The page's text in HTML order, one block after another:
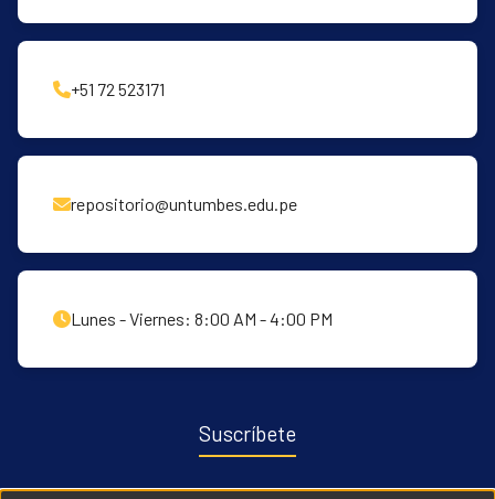
+51 72 523171
repositorio@untumbes.edu.pe
Lunes - Viernes: 8:00 AM - 4:00 PM
Suscríbete